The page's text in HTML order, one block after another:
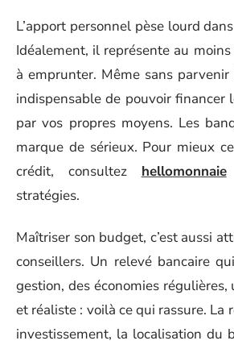
L’apport personnel pèse lourd
Idéalement, il représente au
à emprunter. Même sans
indispensable de pouvoir financer
par vos propres moyens. Les
marque de sérieux. Pour mieux
crédit, consultez hellomonnaie
stratégies.
Maîtriser son budget, c’est aussi
conseillers. Un relevé bancaire
gestion, des économies
et réaliste : voilà ce qui rassure. La
investissement, la localisation du